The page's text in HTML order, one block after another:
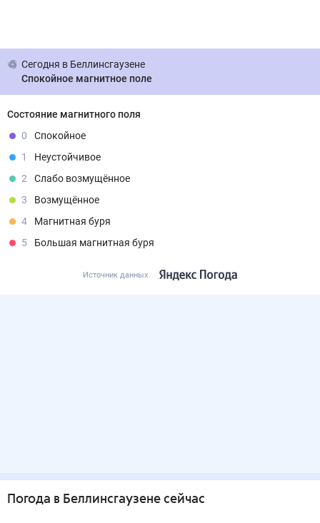
Сегодня в Беллинсгаузене
Спокойное магнитное поле
Состояние магнитного поля
0
Спокойное
1
Неустойчивое
2
Слабо возмущённое
3
Возмущённое
4
Магнитная буря
5
Большая магнитная буря
Источник данных
Погода в Беллинсгаузене сейчас